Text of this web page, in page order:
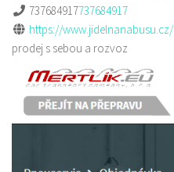
737684917737684917
https://www.jidelnanabusu.cz/
prodej s sebou a rozvoz